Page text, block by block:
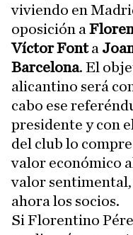
viviendo en
oposición a
Víctor Fonta
Barcelona. El
alicantino será
cabo ese
presidente y con
del club lo
valor económico
valor sentimental,
ahora los socios.
Si Florentino